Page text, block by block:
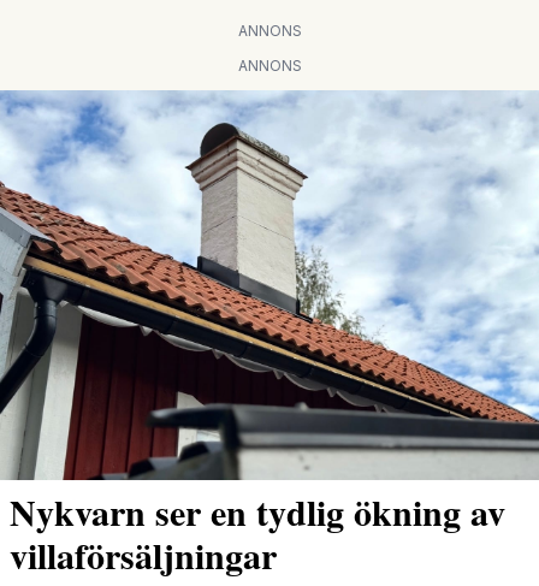
ANNONS
ANNONS
Nykvarn ser en tydlig ökning av
villaförsäljningar